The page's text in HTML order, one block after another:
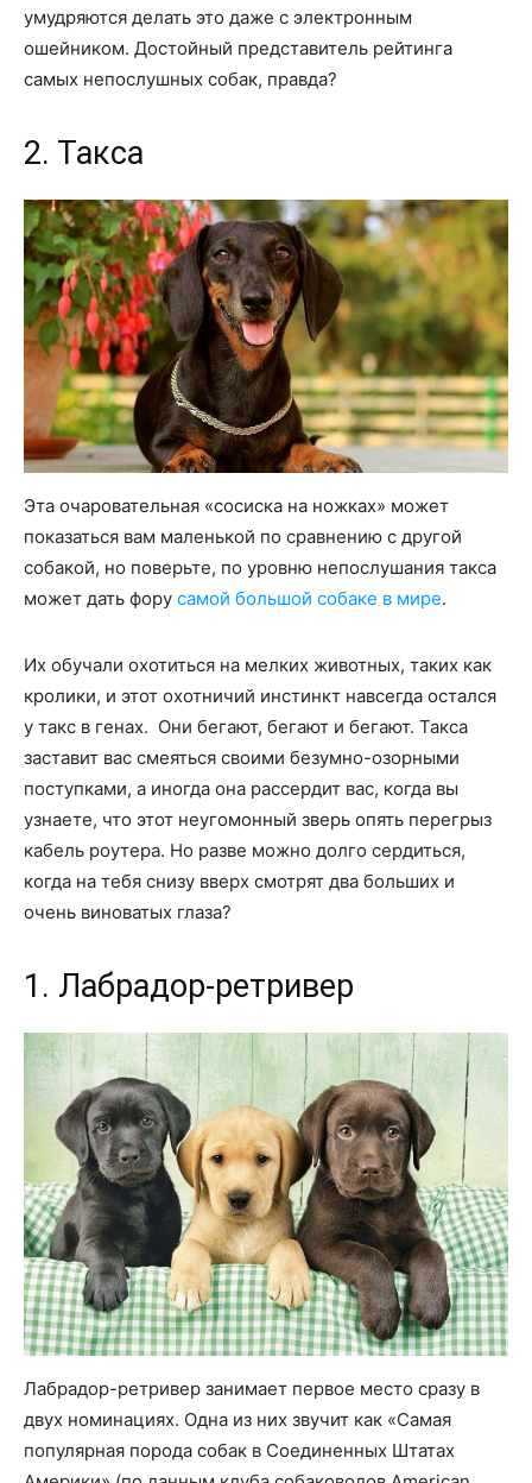
умудряются делать это даже с электронным
ошейником. Достойный представитель рейтинга
самых непослушных собак, правда?
2. Такса
Эта очаровательная «сосиска на ножках» может
показаться вам маленькой по сравнению с другой
собакой, но поверьте, по уровню непослушания такса
может дать фору самой большой собаке в мире.
Их обучали охотиться на мелких животных, таких как
кролики, и этот охотничий инстинкт навсегда остался
у такс в генах. Они бегают, бегают и бегают. Такса
заставит вас смеяться своими безумно-озорными
поступками, а иногда она рассердит вас, когда вы
узнаете, что этот неугомонный зверь опять перегрыз
кабель роутера. Но разве можно долго сердиться,
когда на тебя снизу вверх смотрят два больших и
очень виноватых глаза?
1. Лабрадор-ретривер
Лабрадор-ретривер занимает первое место сразу в
двух номинациях. Одна из них звучит как «Самая
популярная порода собак в Соединенных Штатах